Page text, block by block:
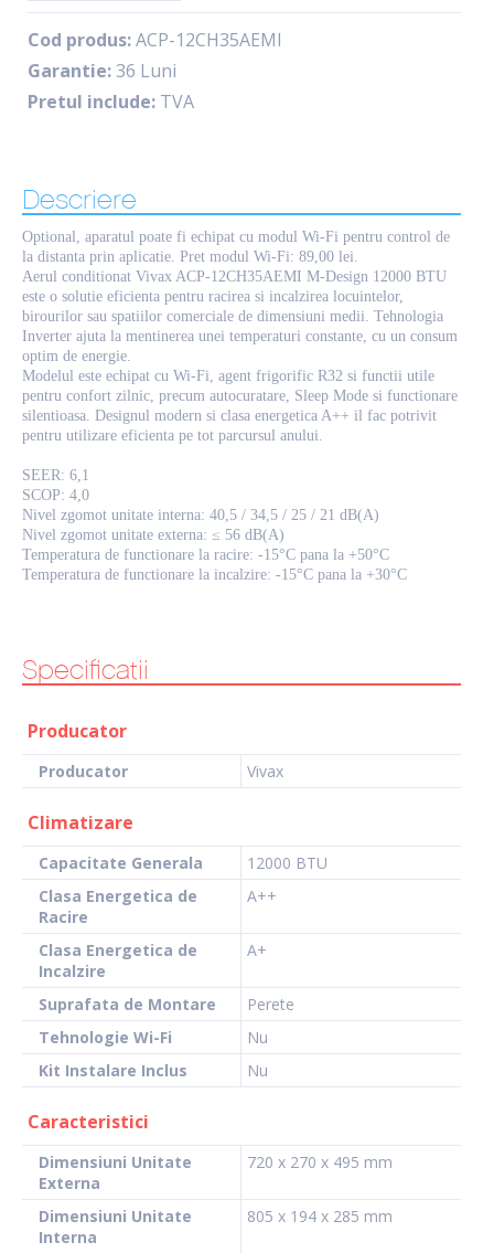
Cod produs:ACP-12CH35AEMI
Garantie:36 Luni
Pretul include: TVA
Descriere
Optional, aparatul poate fi echipat cu modul Wi-Fi pentru control de
la distanta prin aplicatie. Pret modul Wi-Fi: 89,00 lei.
Aerul conditionat Vivax ACP-12CH35AEMI M-Design 12000 BTU
este o solutie eficienta pentru racirea si incalzirea locuintelor,
birourilor sau spatiilor comerciale de dimensiuni medii. Tehnologia
Inverter ajuta la mentinerea unei temperaturi constante, cu un consum
optim de energie.
Modelul este echipat cu Wi-Fi, agent frigorific R32 si functii utile
pentru confort zilnic, precum autocuratare, Sleep Mode si functionare
silentioasa. Designul modern si clasa energetica A++ il fac potrivit
pentru utilizare eficienta pe tot parcursul anului.
SEER: 6,1
SCOP: 4,0
Nivel zgomot unitate interna: 40,5 / 34,5 / 25 / 21 dB(A)
Nivel zgomot unitate externa: ≤ 56 dB(A)
Temperatura de functionare la racire: -15°C pana la +50°C
Temperatura de functionare la incalzire: -15°C pana la +30°C
Specificatii
Producator
Producator Vivax
Climatizare
Capacitate Generala
12000 BTU
Clasa Energetica de
Racire
A++
Clasa Energetica de
Incalzire
A+
Suprafata de Montare
Perete
Tehnologie Wi-Fi
Nu
Kit Instalare Inclus
Nu
Caracteristici
Dimensiuni Unitate
Externa
720 x 270 x 495 mm
Dimensiuni Unitate
Interna
805 x 194 x 285 mm